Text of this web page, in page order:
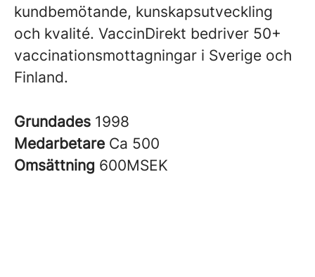
kundbemötande, kunskapsutveckling
och kvalité. VaccinDirekt bedriver 50+
vaccinationsmottagningar i Sverige och
Finland.
Grundades 1998
Medarbetare Ca 500
Omsättning 600MSEK